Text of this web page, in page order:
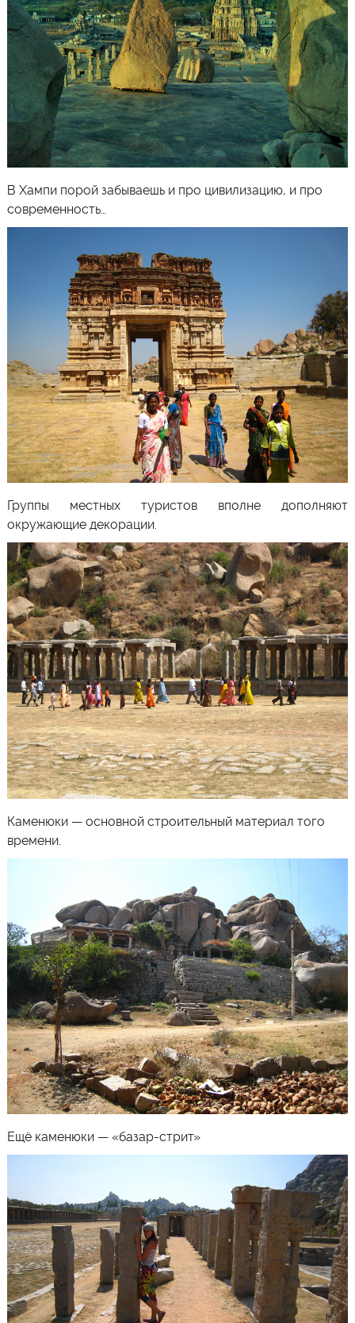
В Хампи порой забываешь и про цивилизацию, и про
современность…
Группы местных туристов вполне дополняют
окружающие декорации.
Каменюки — основной строительный материал того
времени.
Ещё каменюки — «базар-стрит»